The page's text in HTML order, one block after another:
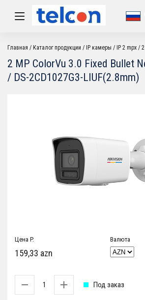
Главная Каталог продукции IP камеры IP 2 mpx
2 MP ColorVu 3.0 Fixed Bullet
/ DS-2CD1027G3-LIUF(2.8mm)
Цена P.
159,33 azn
Валюта
Под заказ